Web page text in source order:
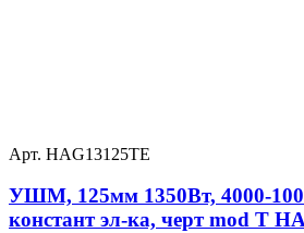
Арт. HAG13125TE
УШМ, 125мм 1350Вт, 4000-
констант эл-ка, черт mod T